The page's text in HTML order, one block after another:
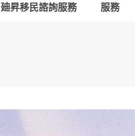
廸昇移民諮詢服務 服務